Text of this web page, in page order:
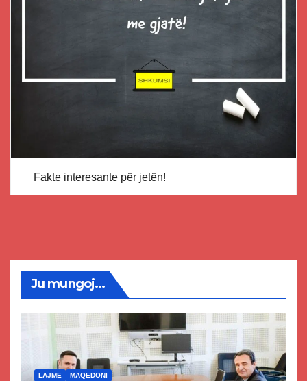
Fakte interesante për jetën!
Ju mungoj...
LAJME MAQEDONI